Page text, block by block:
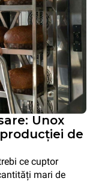
Unox
de
ce cuptor
mari de